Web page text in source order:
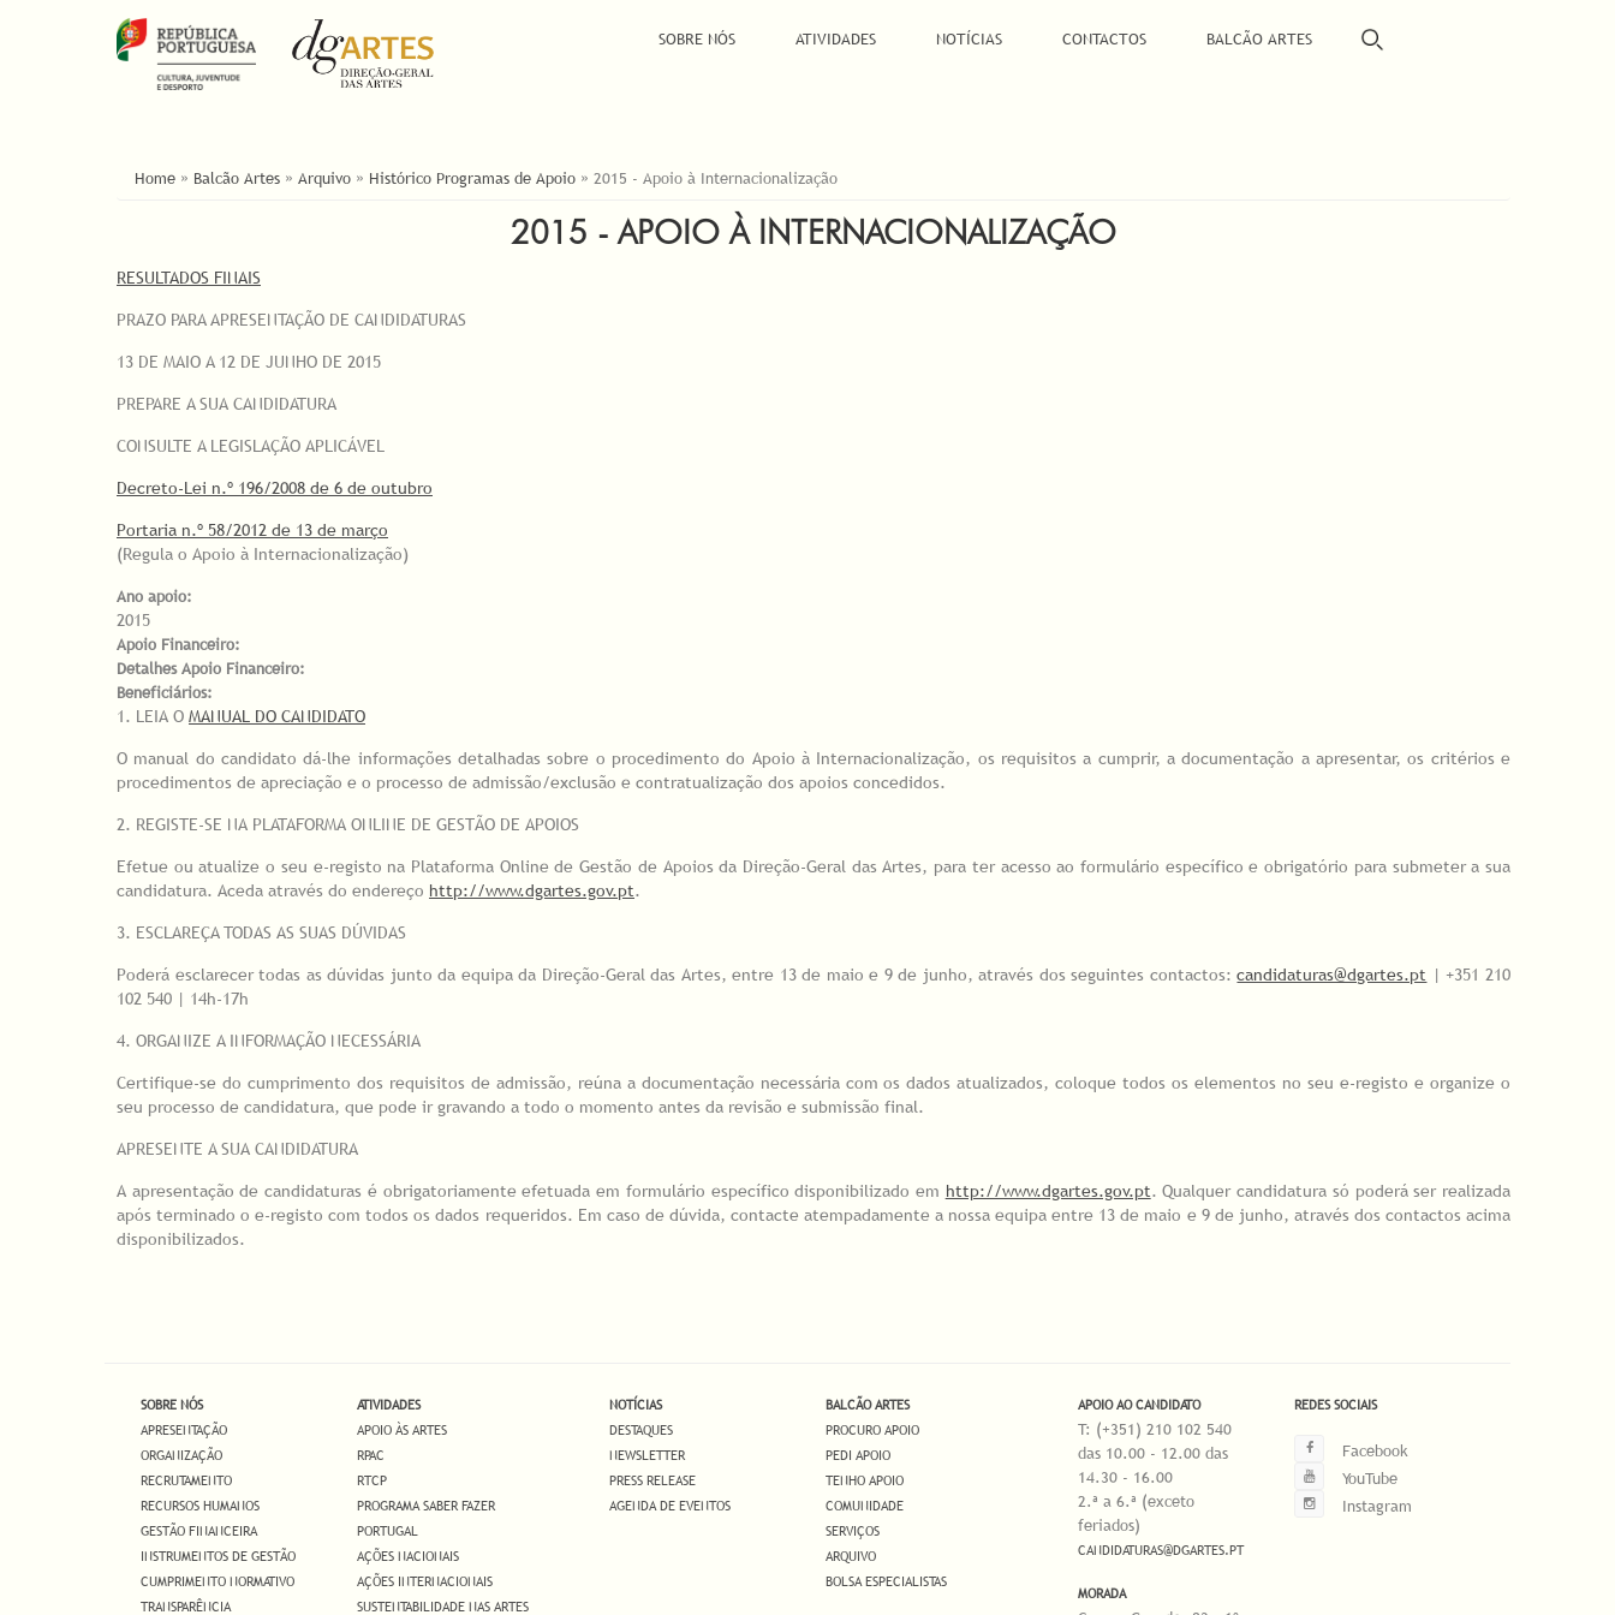
SOBRE NÓS ATIVIDADES NOTÍCIAS CONTACTOS BALCÃO ARTES
ESTÁ AQUI
Home » Balcão Artes » Arquivo » Histórico Programas de Apoio » 2015 - Apoio à Internacionalização
2015 - APOIO À INTERNACIONALIZAÇÃO
RESULTADOS FINAIS
PRAZO PARA APRESENTAÇÃO DE CANDIDATURAS
13 DE MAIO A 12 DE JUNHO DE 2015
PREPARE A SUA CANDIDATURA
CONSULTE A LEGISLAÇÃO APLICÁVEL
Decreto-Lei n.º 196/2008 de 6 de outubro
Portaria n.º 58/2012 de 13 de março
(Regula o Apoio à Internacionalização)
Ano apoio:
2015
Apoio Financeiro:
Detalhes Apoio Financeiro:
Beneficiários:
1. LEIA O MANUAL DO CANDIDATO
O manual do candidato dá-lhe informações detalhadas sobre o procedimento do Apoio à Internacionalização, os requisitos a cumprir, a documentação a apresentar, os critérios e
procedimentos de apreciação e o processo de admissão/exclusão e contratualização dos apoios concedidos.
2. REGISTE-SE NA PLATAFORMA ONLINE DE GESTÃO DE APOIOS
Efetue ou atualize o seu e-registo na Plataforma Online de Gestão de Apoios da Direção-Geral das Artes, para ter acesso ao formulário específico e obrigatório para submeter a sua
candidatura. Aceda através do endereço http://www.dgartes.gov.pt.
3. ESCLAREÇA TODAS AS SUAS DÚVIDAS
Poderá esclarecer todas as dúvidas junto da equipa da Direção-Geral das Artes, entre 13 de maio e 9 de junho, através dos seguintes contactos:candidaturas@dgartes.pt | +351 210
102 540 | 14h-17h
4. ORGANIZE A INFORMAÇÃO NECESSÁRIA
Certifique-se do cumprimento dos requisitos de admissão, reúna a documentação necessária com os dados atualizados, coloque todos os elementos no seu e-registo e organize o
seu processo de candidatura, que pode ir gravando a todo o momento antes da revisão e submissão final.
APRESENTE A SUA CANDIDATURA
A apresentação de candidaturas é obrigatoriamente efetuada em formulário específico disponibilizado em http://www.dgartes.gov.pt. Qualquer candidatura só poderá ser realizada
após terminado o e-registo com todos os dados requeridos. Em caso de dúvida, contacte atempadamente a nossa equipa entre 13 de maio e 9 de junho, através dos contactos acima
disponibilizados.
SOBRE NÓS
APRESENTAÇÃO
ORGANIZAÇÃO
RECRUTAMENTO
RECURSOS HUMANOS
GESTÃO FINANCEIRA
INSTRUMENTOS DE GESTÃO
CUMPRIMENTO NORMATIVO
TRANSPARÊNCIA
ATIVIDADES
APOIO ÀS ARTES
RPAC
RTCP
PROGRAMA SABER FAZER
PORTUGAL
AÇÕES NACIONAIS
AÇÕES INTERNACIONAIS
SUSTENTABILIDADE NAS ARTES
NOTÍCIAS
DESTAQUES
NEWSLETTER
PRESS RELEASE
AGENDA DE EVENTOS
BALCÃO ARTES
PROCURO APOIO
PEDI APOIO
TENHO APOIO
COMUNIDADE
SERVIÇOS
ARQUIVO
BOLSA ESPECIALISTAS
APOIO AO CANDIDATO
T: (+351) 210 102 540
das 10.00 - 12.00 das
14.30 - 16.00
2.ª a 6.ª (exceto
feriados)
CANDIDATURAS@DGARTES.PT
MORADA
REDES SOCIAIS
Facebook
YouTube
Instagram